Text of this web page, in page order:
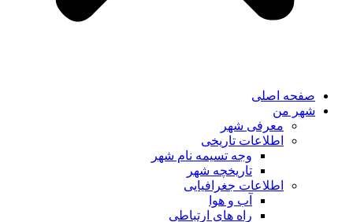
صفحه اصلی
شهر من
معرفی شهر
اطلاعات تاریخی
وجه تسیمه نام شهر
تاریخچه شهر
اطلاعات جغرافیایی
آب و هوا
راه های ارتباطی